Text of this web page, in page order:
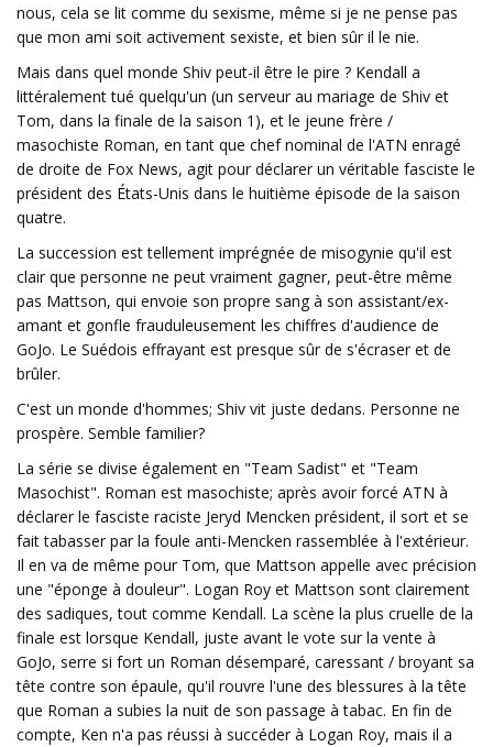
nous, cela se lit comme du sexisme, même si je ne pense pas
que mon ami soit activement sexiste, et bien sûr il le nie.
Mais dans quel monde Shiv peut-il être le pire ? Kendall a
littéralement tué quelqu'un (un serveur au mariage de Shiv et
Tom, dans la finale de la saison 1), et le jeune frère /
masochiste Roman, en tant que chef nominal de l'ATN enragé
de droite de Fox News, agit pour déclarer un véritable fasciste le
président des États-Unis dans le huitième épisode de la saison
quatre.
La succession est tellement imprégnée de misogynie qu'il est
clair que personne ne peut vraiment gagner, peut-être même
pas Mattson, qui envoie son propre sang à son assistant/ex-
amant et gonfle frauduleusement les chiffres d'audience de
GoJo. Le Suédois effrayant est presque sûr de s'écraser et de
brûler.
C'est un monde d'hommes; Shiv vit juste dedans. Personne ne
prospère. Semble familier?
La série se divise également en "Team Sadist" et "Team
Masochist". Roman est masochiste; après avoir forcé ATN à
déclarer le fasciste raciste Jeryd Mencken président, il sort et se
fait tabasser par la foule anti-Mencken rassemblée à l'extérieur.
Il en va de même pour Tom, que Mattson appelle avec précision
une "éponge à douleur". Logan Roy et Mattson sont clairement
des sadiques, tout comme Kendall. La scène la plus cruelle de la
finale est lorsque Kendall, juste avant le vote sur la vente à
GoJo, serre si fort un Roman désemparé, caressant / broyant sa
tête contre son épaule, qu'il rouvre l'une des blessures à la tête
que Roman a subies la nuit de son passage à tabac. En fin de
compte, Ken n'a pas réussi à succéder à Logan Roy, mais il a